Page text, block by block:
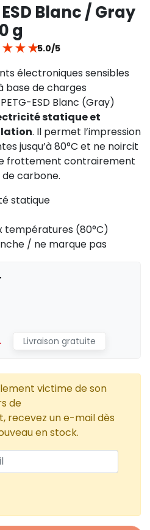
Blanc / Gray
g
★ ★ ★5.0/5
électroniques sensibles
base de charges
ESD Blanc (Gray)
statique et
. Il permet l’impression
jusqu’à 80°C et ne noircit
frottement contrairement
de carbone.
statique
températures (80°C)
/ ne marque pas
Livraison gratuite
victime de son
de
recevez un e-mail dès
en stock.